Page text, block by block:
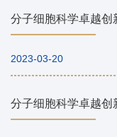
2023-03-20